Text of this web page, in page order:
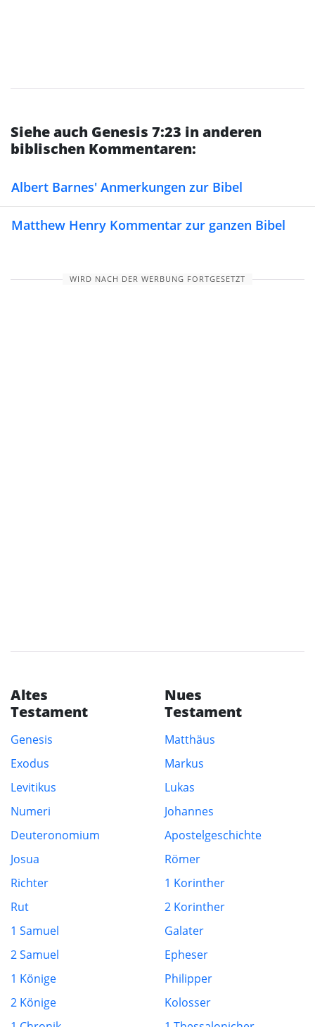
Siehe auch Genesis 7:23 in anderen
biblischen Kommentaren:
Albert Barnes' Anmerkungen zur Bibel
Matthew Henry Kommentar zur ganzen Bibel
WIRD NACH DER WERBUNG FORTGESETZT
Altes
Testament
Genesis
Exodus
Levitikus
Numeri
Deuteronomium
Josua
Richter
Rut
1 Samuel
2 Samuel
1 Könige
2 Könige
Nues
Testament
Matthäus
Markus
Lukas
Johannes
Apostelgeschichte
Römer
1 Korinther
2 Korinther
Galater
Epheser
Philipper
Kolosser